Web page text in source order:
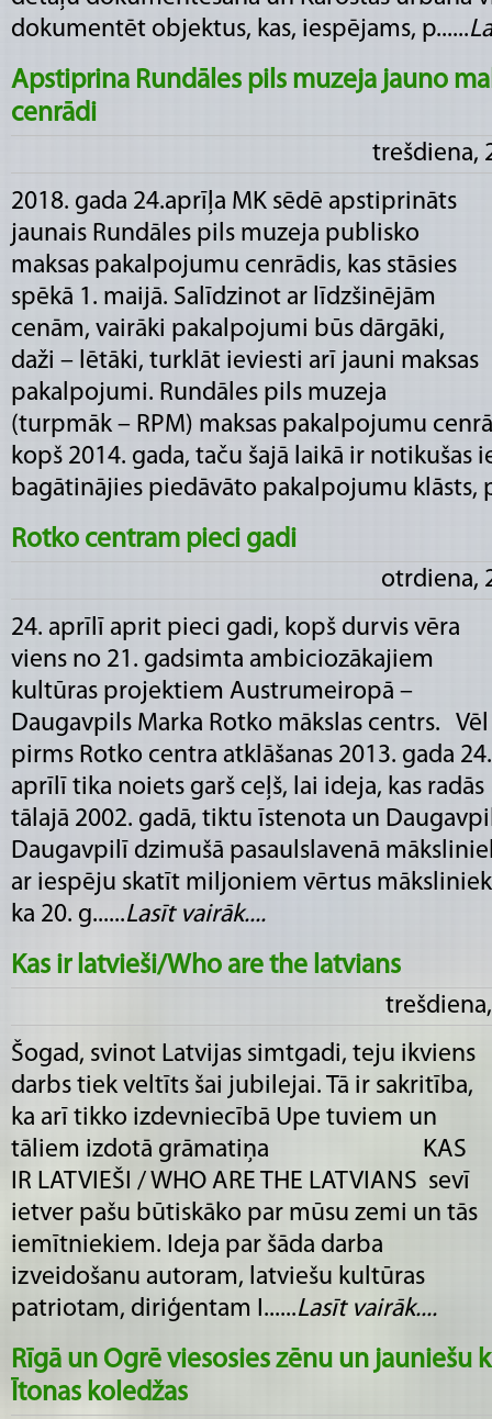
dokumentēt objektus, kas, iespējams, p......
Apstiprina Rundāles pils muzeja jauno
cenrādi
trešdiena,
2018. gada 24.aprīļa MK sēdē apstiprināts
jaunais Rundāles pils muzeja publisko
maksas pakalpojumu cenrādis, kas stāsies
spēkā 1. maijā. Salīdzinot ar līdzšinējām
cenām, vairāki pakalpojumi būs dārgāki,
daži – lētāki, turklāt ieviesti arī jauni maksas
pakalpojumi. Rundāles pils muzeja
(turpmāk – RPM) maksas pakalpojumu
kopš 2014. gada, taču šajā laikā ir notikušas
bagātinājies piedāvāto pakalpojumu klāsts,
Rotko centram pieci gadi
otrdiena,
24. aprīlī aprit pieci gadi, kopš durvis vēra
viens no 21. gadsimta ambiciozākajiem
kultūras projektiem Austrumeiropā –
Daugavpils Marka Rotko mākslas centrs. Vēl
pirms Rotko centra atklāšanas 2013. gada 24.
aprīlī tika noiets garš ceļš, lai ideja, kas radās
tālajā 2002. gadā, tiktu īstenota un
Daugavpilī dzimušā pasaulslavenā
ar iespēju skatīt miljoniem vērtus
ka 20. g......Lasīt vairāk....
Kas ir latvieši/Who are the latvians
Šogad, svinot Latvijas simtgadi, teju ikviens
darbs tiek veltīts šai jubilejai. Tā ir sakritība,
ka arī tikko izdevniecībā Upe tuviem un
tāliem izdotā grāmatiņa KAS
IR LATVIEŠI / WHO ARE THE LATVIANS sevī
ietver pašu būtiskāko par mūsu zemi un tās
iemītniekiem. Ideja par šāda darba
izveidošanu autoram, latviešu kultūras
patriotam, diriģentam I......Lasīt vairāk....
Rīgā un Ogrē viesosies zēnu un jauniešu
Ītonas koledžas